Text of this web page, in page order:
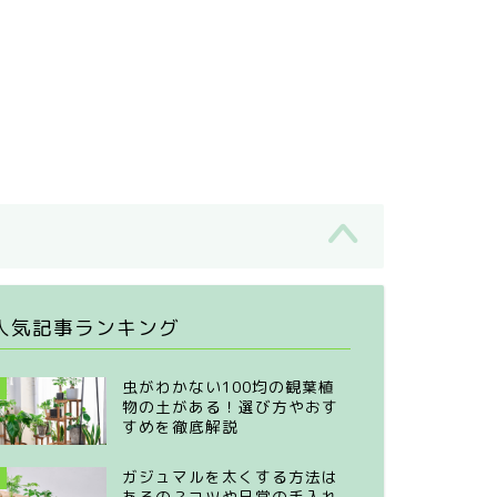
気記事ランキング
虫がわかない100均の観葉植
物の土がある！選び方やおす
すめを徹底解説
ガジュマルを太くする方法は